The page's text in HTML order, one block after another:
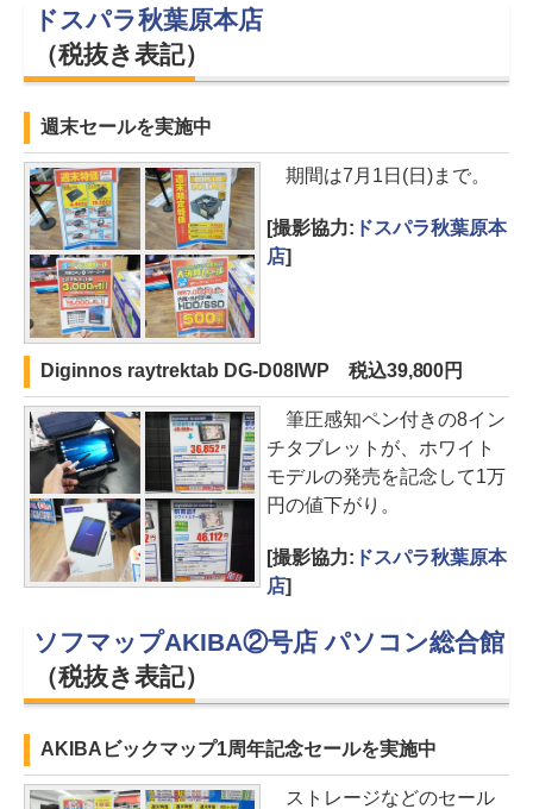
ドスパラ秋葉原本店
（税抜き表記）
週末セールを実施中
期間は7月1日(日)まで。
[撮影協力: ドスパラ秋葉原本
店]
Diginnos raytrektab DG-D08IWP 税込39,800円
筆圧感知ペン付きの8イン
チタブレットが、ホワイト
モデルの発売を記念して1万
円の値下がり。
[撮影協力: ドスパラ秋葉原本
店]
ソフマップAKIBA②号店 パソコン総合館
（税抜き表記）
AKIBAビックマップ1周年記念セールを実施中
ストレージなどのセール